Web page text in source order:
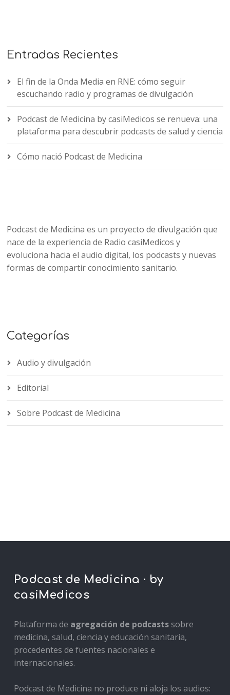
Entradas Recientes
El fin de la Onda Media en RNE: cómo seguir
escuchando radio y programas de divulgación
Podcast de Medicina by casiMedicos se renueva: una
plataforma para descubrir podcasts de salud y ciencia
Cómo nació Podcast de Medicina
Podcast de Medicina es un proyecto de divulgación que
nace de la experiencia de Radio casiMedicos y
evoluciona hacia el audio digital, los podcasts y nuevas
formas de compartir conocimiento sanitario.
Categorías
Audio y divulgación
Editorial
Sobre Podcast de Medicina
Podcast de Medicina · by
casiMedicos
Plataforma de agregación de podcastssobre
medicina, salud, ciencia y educación sanitaria,
procedentes de fuentes nacionales e
internacionales.
Podcast de Medicina no produce ni aloja los audios: